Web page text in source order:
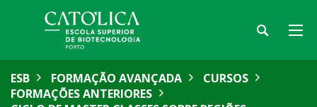
ESB FORMAÇÃO AVANÇADA
CURSOS
FORMAÇÕES ANTERIORES